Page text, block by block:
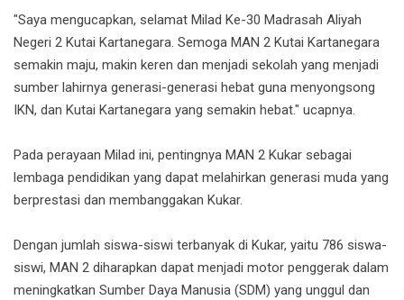
"Saya mengucapkan, selamat Milad Ke-30 Madrasah Aliyah
Negeri 2 Kutai Kartanegara. Semoga MAN 2 Kutai Kartanegara
semakin maju, makin keren dan menjadi sekolah yang menjadi
sumber lahirnya generasi-generasi hebat guna menyongsong
IKN, dan Kutai Kartanegara yang semakin hebat." ucapnya.
Pada perayaan Milad ini, pentingnya MAN 2 Kukar sebagai
lembaga pendidikan yang dapat melahirkan generasi muda yang
berprestasi dan membanggakan Kukar.
Dengan jumlah siswa-siswi terbanyak di Kukar, yaitu 786 siswa-
siswi, MAN 2 diharapkan dapat menjadi motor penggerak dalam
meningkatkan Sumber Daya Manusia (SDM) yang unggul dan